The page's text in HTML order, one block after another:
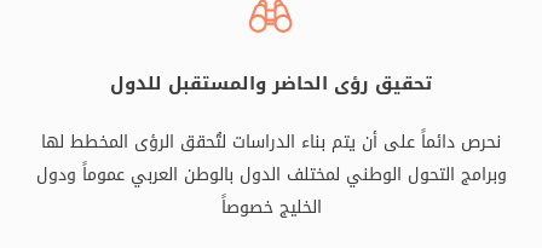
تحقيق رؤى الحاضر والمستقبل للدول
نحرص دائماً على أن يتم بناء الدراسات لتُحقق الرؤى المخطط لها
وبرامج التحول الوطني لمختلف الدول بالوطن العربي عموماً ودول
الخليج خصوصاً